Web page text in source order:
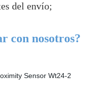
del envío;
con nosotros?